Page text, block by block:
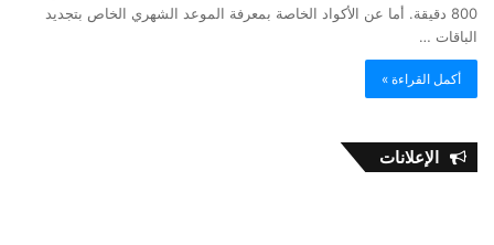
800 دقيقة. أما عن الأكواد الخاصة بمعرفة الموعد الشهري الخاص بتجديد
الباقات …
أكمل القراءة »
الإعلانات